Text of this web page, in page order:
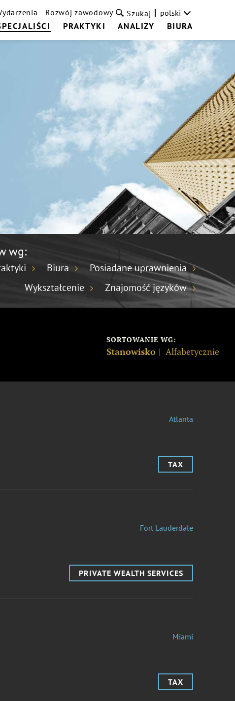
PRAKTYKI ANALIZY BIURA
Rozwój zawodowy Szukaj polski
wg:
Biura
Posiadane uprawnienia
Wykształcenie
Znajomość języków
SORTOWANIE WG:
Stanowisko Alfabetycznie
Atlanta
TAX
Fort Lauderdale
PRIVATE WEALTH SERVICES
Miami
TAX